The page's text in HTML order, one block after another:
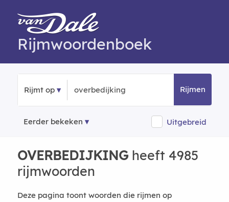
Rijmwoordenboek
Rijmt op Rijmen
Eerder bekeken Uitgebreid
OVERBEDIJKINGheeft 4985
rijmwoorden
Deze pagina toont woorden die rijmen op